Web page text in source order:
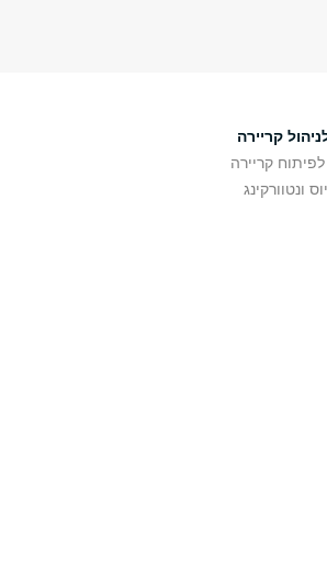
קריירה
קריירה
ונטוורקינג